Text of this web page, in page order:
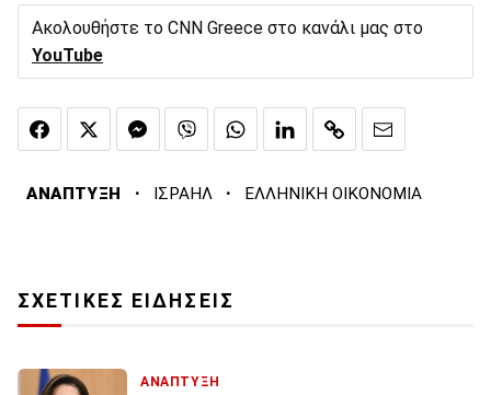
Ακολουθήστε το CNN Greece στο κανάλι μας στο
YouTube
ΑΝΑΠΤΥΞΗ · ΙΣΡΑΗΛ · ΕΛΛΗΝΙΚΗ ΟΙΚΟΝΟΜΙΑ
ΣΧΕΤΙΚΕΣ ΕΙΔΗΣΕΙΣ
ΑΝΑΠΤΥΞΗ